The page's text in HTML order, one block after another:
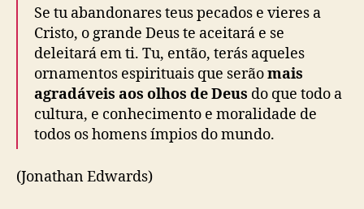
Se tu abandonares teus pecados e vieres a
Cristo, o grande Deus te aceitará e se
deleitará em ti. Tu, então, terás aqueles
ornamentos espirituais que serãomais
agradáveis aos olhos de Deus do que todo a
cultura, e conhecimento e moralidade de
todos os homens ímpios do mundo.
(Jonathan Edwards)